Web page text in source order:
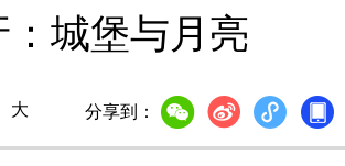
城堡与月亮
大 分享到：